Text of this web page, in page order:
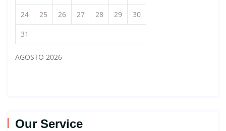
AGOSTO 2026
24 25 26 27 28 29 30
31
Our Service